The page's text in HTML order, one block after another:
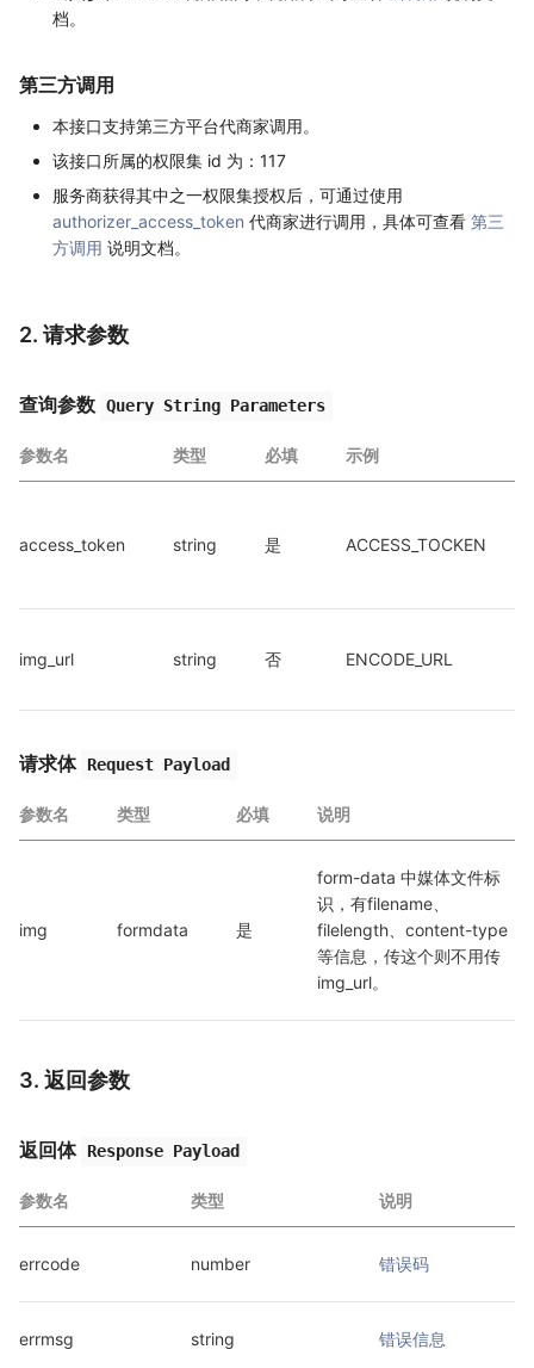
档。
第三方调用
本接口支持第三方平台代商家调用。
该接口所属的权限集 id 为：117
服务商获得其中之一权限集授权后，可通过使用
authorizer_access_token 代商家进行调用，具体可查看 第三
方调用 说明文档。
2. 请求参数
查询参数 Query String Parameters
参数名 类型 必填 示例
access_token string 是 ACCESS_TOCKEN
img_url string 否 ENCODE_URL
请求体 Request Payload
参数名 类型 必填 说明
img formdata 是
form-data 中媒体文件标
识，有filename、
filelength、content-type
等信息，传这个则不用传
img_url。
3. 返回参数
返回体 Response Payload
参数名 类型 说明
errcode number 错误码
errmsg string 错误信息